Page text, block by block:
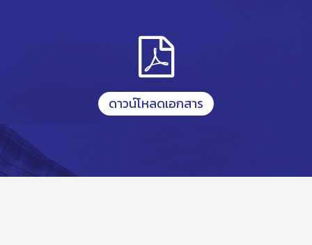
ดาวน์โหลดเอกสาร